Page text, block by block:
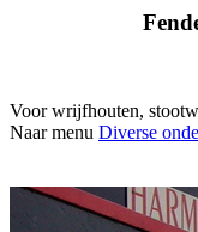
Voor wrijfhouten,
Naar menu Diverse